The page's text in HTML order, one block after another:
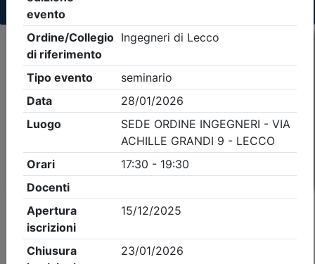
Criteri di ricerca applicati:
- Tipo Ordine/collegio:Ingegneri
Lecco- Eventi in programma dal9/8/2026
Dettagli evento